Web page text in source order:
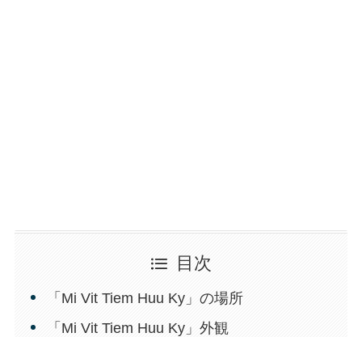
目次
「Mi Vit Tiem Huu Ky」の場所
「Mi Vit Tiem Huu Ky」外観